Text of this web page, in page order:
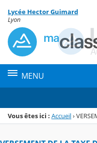
Menu de la rubrique
Contenu
Lycée Hector Guimard
Lyon
MENU
Vous êtes ici : Accueil›